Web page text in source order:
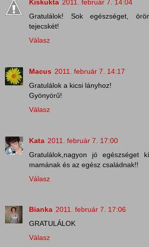
Kiskukta 2011. február 7. 14:04
Gratulálok! Sok egészséget,
tejecskét!
Válasz
Macus 2011. február 7. 14:17
Gratulálok a kicsi lányhoz!
Gyönyörű!
Válasz
Kata 2011. február 7. 17:00
Gratulálok,nagyon jó egészséget
mamának és az egész családnak!!
Válasz
Bianka 2011. február 7. 17:06
GRATULÁLOK
Válasz